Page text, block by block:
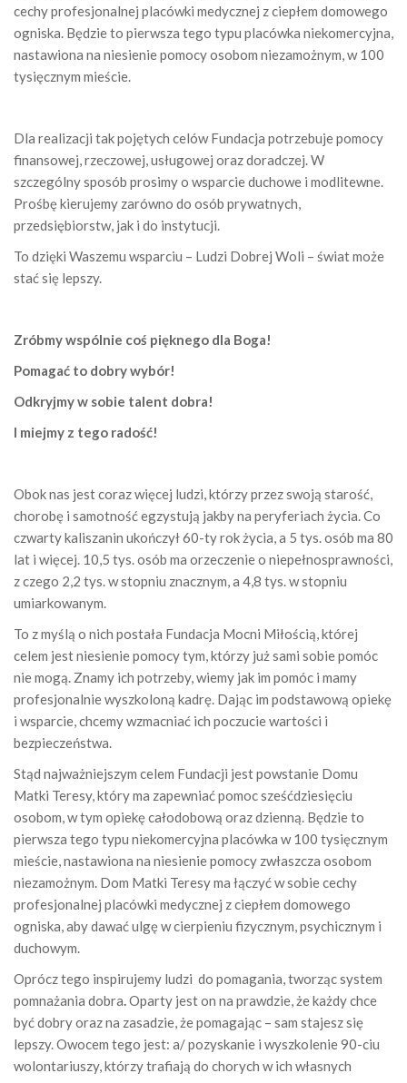
cechy profesjonalnej placówki medycznej z ciepłem domowego
ogniska. Będzie to pierwsza tego typu placówka niekomercyjna,
nastawiona na niesienie pomocy osobom niezamożnym, w 100
tysięcznym mieście.
Dla realizacji tak pojętych celów Fundacja potrzebuje pomocy
finansowej, rzeczowej, usługowej oraz doradczej. W
szczególny sposób prosimy o wsparcie duchowe i modlitewne.
Prośbę kierujemy zarówno do osób prywatnych,
przedsiębiorstw, jak i do instytucji.
To dzięki Waszemu wsparciu – Ludzi Dobrej Woli – świat może
stać się lepszy.
Zróbmy wspólnie coś pięknego dla Boga!
Pomagać to dobry wybór!
Odkryjmy w sobie talent dobra!
I miejmy z tego radość!
Obok nas jest coraz więcej ludzi, którzy przez swoją starość,
chorobę i samotność egzystują jakby na peryferiach życia. Co
czwarty kaliszanin ukończył 60-ty rok życia, a 5 tys. osób ma 80
lat i więcej. 10,5 tys. osób ma orzeczenie o niepełnosprawności,
z czego 2,2 tys. w stopniu znacznym, a 4,8 tys. w stopniu
umiarkowanym.
To z myślą o nich postała Fundacja Mocni Miłością, której
celem jest niesienie pomocy tym, którzy już sami sobie pomóc
nie mogą. Znamy ich potrzeby, wiemy jak im pomóc i mamy
profesjonalnie wyszkoloną kadrę. Dając im podstawową opiekę
i wsparcie, chcemy wzmacniać ich poczucie wartości i
bezpieczeństwa.
Stąd najważniejszym celem Fundacji jest powstanie Domu
Matki Teresy, który ma zapewniać pomoc sześćdziesięciu
osobom, w tym opiekę całodobową oraz dzienną. Będzie to
pierwsza tego typu niekomercyjna placówka w 100 tysięcznym
mieście, nastawiona na niesienie pomocy zwłaszcza osobom
niezamożnym. Dom Matki Teresy ma łączyć w sobie cechy
profesjonalnej placówki medycznej z ciepłem domowego
ogniska, aby dawać ulgę w cierpieniu fizycznym, psychicznym i
duchowym.
Oprócz tego inspirujemy ludzi do pomagania, tworząc system
pomnażania dobra.Oparty jest on na prawdzie, że każdy chce
być dobry oraz na zasadzie, że pomagając – sam stajesz się
lepszy. Owocem tego jest: a/ pozyskanie i wyszkolenie 90-ciu
wolontariuszy, którzy trafiają do chorych w ich własnych